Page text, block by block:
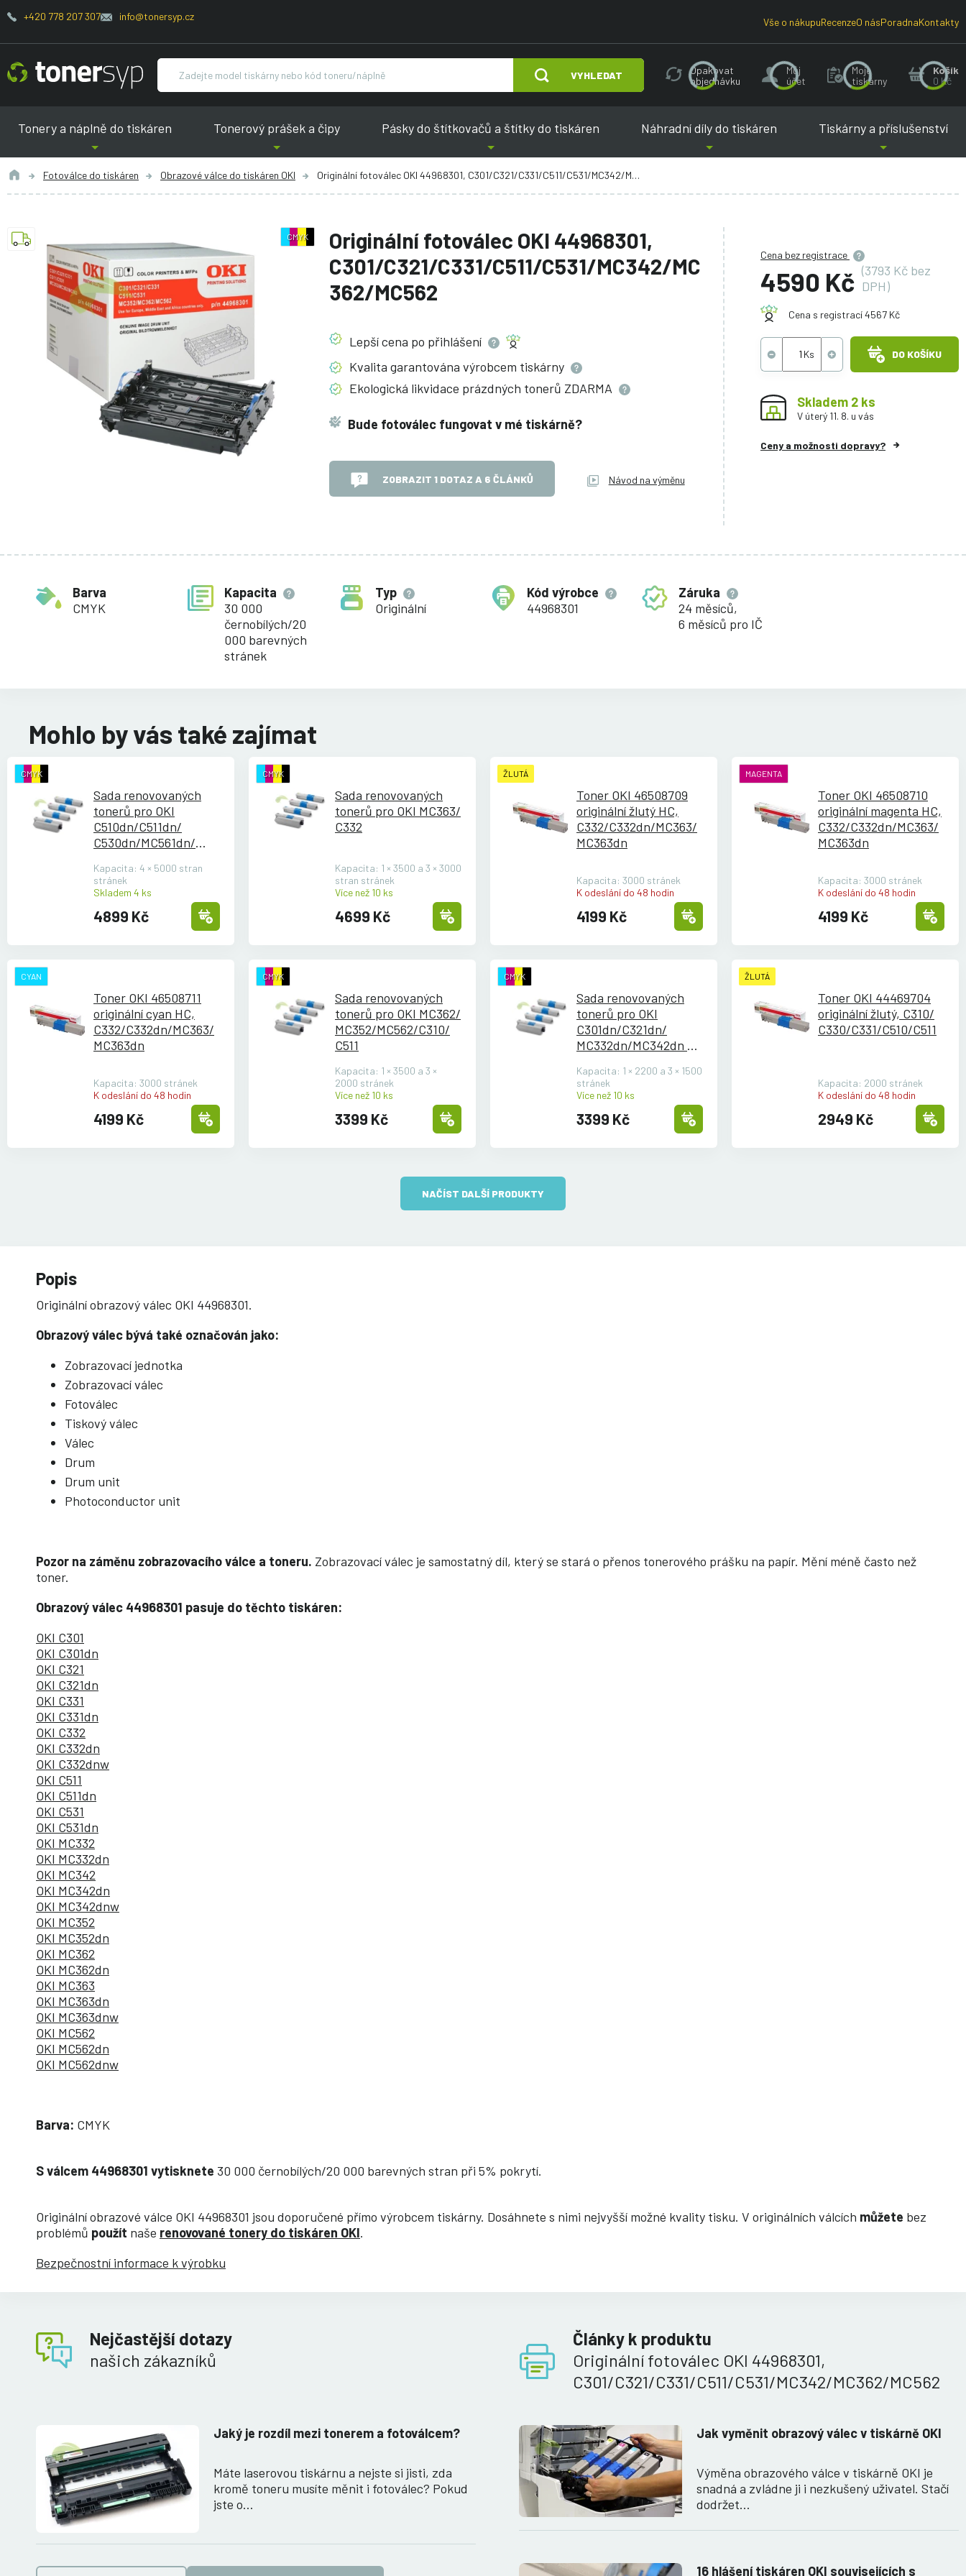
+420 778 207 307 info@tonersyp.cz Vše o nákupuRecenzeO násPoradnaKontakty
VYHLEDAT
Opakovat
objednávku
Můj
účet
Moje
tiskárny
Košík
0 Kč
Tonery a náplně do tiskáren Tonerový prášek a čipy Pásky do štítkovačů a štítky do tiskáren Náhradní díly do tiskáren Tiskárny a příslušenství
Fotoválce do tiskáren Obrazové válce do tiskáren OKI Originální fotoválec OKI 44968301, C301/C321/C331/C511/C531/MC342/MC362/MC562
CMYK
Originální fotoválec OKI 44968301,
C301/C321/C331/C511/C531/MC342/MC
362/MC562
Lepší cena po přihlášení
Kvalita garantována výrobcem tiskárny
Ekologická likvidace prázdných tonerů ZDARMA
Bude fotoválec fungovat v mé tiskárně?
ZOBRAZIT 1 DOTAZ A 6 ČLÁNKŮ Návod na výměnu
Cena bez registrace
4590 Kč (3793 Kč bez
DPH)
Cena s registrací 4567 Kč
DO KOŠÍKU
Skladem 2 ks
V úterý 11. 8. u vás
Ceny a možnosti dopravy?
Barva
CMYK
Kapacita
30 000
černobílých/20
000 barevných
stránek
Typ
Originální
Kód výrobce
44968301
Záruka
24 měsíců,
6 měsíců pro IČ
Mohlo by vás také zajímat
CMYK
Sada renovovaných
tonerů pro OKI
C510dn/C511dn/
C530dn/MC561dn/
Kapacita: 4 × 5000 stran
stránek
Skladem 4 ks
4899 Kč
CMYK
Sada renovovaných
tonerů pro OKI MC363/
C332
Kapacita: 1 × 3500 a 3 × 3000
stran stránek
Více než 10 ks
4699 Kč
ŽLUTÁ
Toner OKI 46508709
originální žlutý HC,
C332/C332dn/MC363/
MC363dn
Kapacita: 3000 stránek
K odeslání do 48 hodin
4199 Kč
MAGENTA
Toner OKI 46508710
originální magenta HC,
C332/C332dn/MC363/
MC363dn
Kapacita: 3000 stránek
K odeslání do 48 hodin
4199 Kč
CYAN
Toner OKI 46508711
originální cyan HC,
C332/C332dn/MC363/
MC363dn
Kapacita: 3000 stránek
K odeslání do 48 hodin
4199 Kč
CMYK
Sada renovovaných
tonerů pro OKI MC362/
MC352/MC562/C310/
C511
Kapacita: 1 × 3500 a 3 ×
2000 stránek
Více než 10 ks
3399 Kč
CMYK
Sada renovovaných
tonerů pro OKI
C301dn/C321dn/
MC332dn/MC342dn -
Kapacita: 1 × 2200 a 3 × 1500
stránek
Více než 10 ks
3399 Kč
ŽLUTÁ
Toner OKI 44469704
originální žlutý, C310/
C330/C331/C510/C511
Kapacita: 2000 stránek
K odeslání do 48 hodin
2949 Kč
NAČÍST DALŠÍ PRODUKTY
Popis
Originální obrazový válec OKI 44968301.
Obrazový válec bývá také označován jako:
Zobrazovací jednotka
Zobrazovací válec
Fotoválec
Tiskový válec
Válec
Drum
Drum unit
Photoconductor unit
Pozor na záměnu zobrazovacího válce a toneru. Zobrazovací válec je samostatný díl, který se stará o přenos tonerového prášku na papír. Mění méně často než
toner.
Obrazový válec 44968301 pasuje do těchto tiskáren:
OKI C301
OKI C301dn
OKI C321
OKI C321dn
OKI C331
OKI C331dn
OKI C332
OKI C332dn
OKI C332dnw
OKI C511
OKI C511dn
OKI C531
OKI C531dn
OKI MC332
OKI MC332dn
OKI MC342
OKI MC342dn
OKI MC342dnw
OKI MC352
OKI MC352dn
OKI MC362
OKI MC362dn
OKI MC363
OKI MC363dn
OKI MC363dnw
OKI MC562
OKI MC562dn
OKI MC562dnw
Barva: CMYK
S válcem 44968301 vytisknete 30 000 černobílých/20 000 barevných stran při 5% pokrytí.
Originální obrazové válce OKI 44968301 jsou doporučené přímo výrobcem tiskárny. Dosáhnete s nimi nejvyšší možné kvality tisku. V originálních válcích můžete bez
problémů použít naše renovované tonery do tiskáren OKI.
Bezpečnostní informace k výrobku
Nejčastější dotazy
našich zákazníků
Články k produktu
Originální fotoválec OKI 44968301,
C301/C321/C331/C511/C531/MC342/MC362/MC562
Jaký je rozdíl mezi tonerem a fotoválcem?
Máte laserovou tiskárnu a nejste si jisti, zda
kromě toneru musíte měnit i fotoválec? Pokud
jste o…
Jak vyměnit obrazový válec v tiskárně OKI
Výměna obrazového válce v tiskárně OKI je
snadná a zvládne ji i nezkušený uživatel. Stačí
dodržet…
16 hlášení tiskáren OKI souvisejících s